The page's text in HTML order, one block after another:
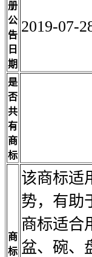
册
公
告
日
期
2019-07-
是
否
共
有
商
标
商
标
该商标适
势，有助
商标适合
盆、碗、